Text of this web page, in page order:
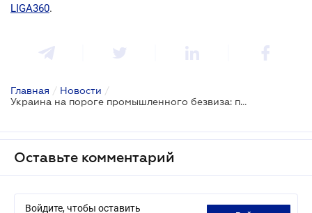
LIGA360.
Главная / Новости /
Украина на пороге промышленного безвиза: принят Закон о европейских стандартах аккредитации
Оставьте комментарий
Войдите, чтобы оставить